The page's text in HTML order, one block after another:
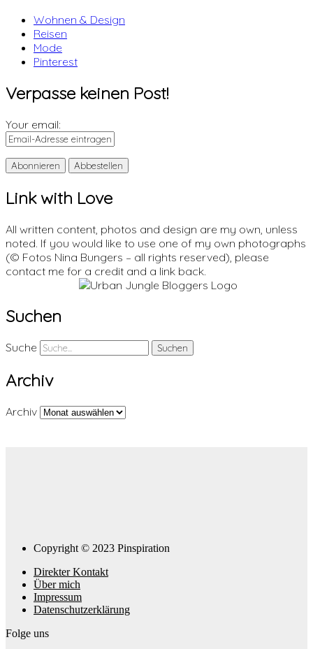
Wohnen & Design
Reisen
Mode
Pinterest
Verpasse keinen Post!
Your email:
Link with Love
All written content, photos and design are my own, unless
noted. If you would like to use one of my own photographs
(© Fotos Nina Bungers – all rights reserved), please
contact me for a credit and a link back.
Suchen
Suche
Archiv
Archiv
Copyright © 2023 Pinspiration
Direkter Kontakt
Über mich
Impressum
Datenschutzerklärung
Folge uns